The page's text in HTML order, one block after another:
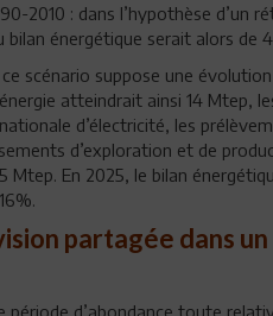
2010 : dans l’hypothèse d’un
bilan énergétique serait alors de
scénario suppose une
atteindrait ainsi 14 Mtep,
d’électricité, les
d’exploration et de
Mtep. En 2025, le bilan
partagée dans
période d’abondance toute